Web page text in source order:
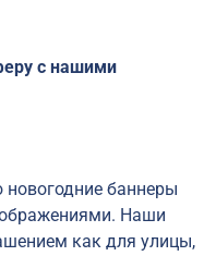
с нашими
баннеры
Наши
как для улицы,